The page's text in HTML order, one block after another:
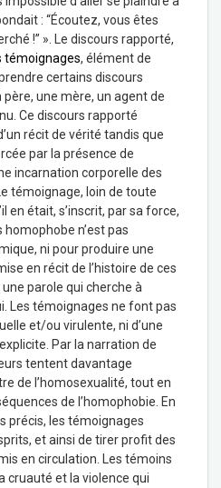
: “Écoutez, vous êtes
!” ». Le discours rapporté,
témoignages, élément de
certains discours
une mère, un agent de
Ce discours rapporté
récit de vérité tandis que
par la présence de
incarnation corporelle des
témoignage, loin de toute
en était, s’inscrit, par sa force,
n’est pas
ni pour produire une
en récit de l’histoire de ces
parole qui cherche à
Les témoignages ne font pas
et/ou virulente, ni d’une
Par la narration de
tentent davantage
de l’homosexualité, tout en
de l’homophobie. En
précis, les témoignages
et ainsi de tirer profit des
en circulation. Les témoins
cruauté et la violence qui